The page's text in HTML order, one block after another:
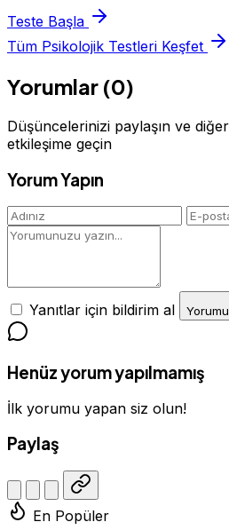
Teste Başla
Tüm Psikolojik Testleri Keşfet
Yorumlar (0)
Düşüncelerinizi paylaşın ve
etkileşime geçin
Yorum Yapın
Yanıtlar için bildirim al
Henüz yorum yapılmamış
İlk yorumu yapan siz olun!
Paylaş
En Popüler